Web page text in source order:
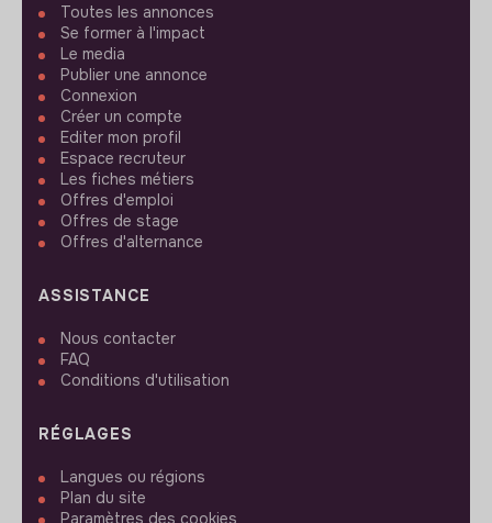
Toutes les annonces
Se former à l'impact
Le media
Publier une annonce
Connexion
Créer un compte
Editer mon profil
Espace recruteur
Les fiches métiers
Offres d'emploi
Offres de stage
Offres d'alternance
ASSISTANCE
Nous contacter
FAQ
Conditions d'utilisation
RÉGLAGES
Langues ou régions
Plan du site
Paramètres des cookies